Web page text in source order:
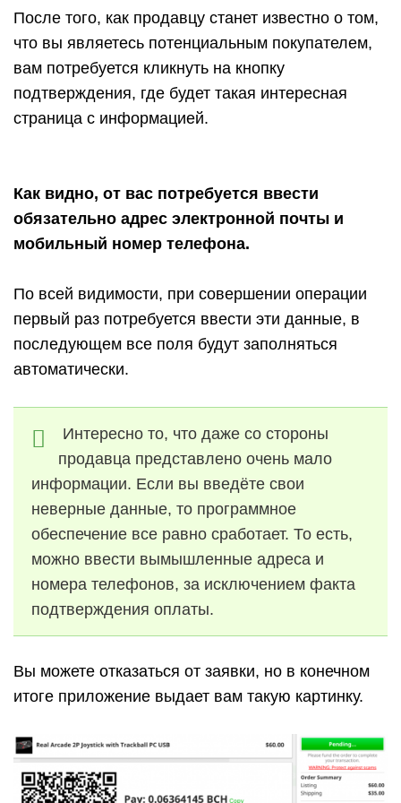
После того, как продавцу станет известно о том,
что вы являетесь потенциальным покупателем,
вам потребуется кликнуть на кнопку
подтверждения, где будет такая интересная
страница с информацией.
Как видно, от вас потребуется ввести
обязательно адрес электронной почты и
мобильный номер телефона.
По всей видимости, при совершении операции
первый раз потребуется ввести эти данные, в
последующем все поля будут заполняться
автоматически.
Интересно то, что даже со стороны
продавца представлено очень мало
информации. Если вы введёте свои
неверные данные, то программное
обеспечение все равно сработает. То есть,
можно ввести вымышленные адреса и
номера телефонов, за исключением факта
подтверждения оплаты.
Вы можете отказаться от заявки, но в конечном
итоге приложение выдает вам такую картинку.